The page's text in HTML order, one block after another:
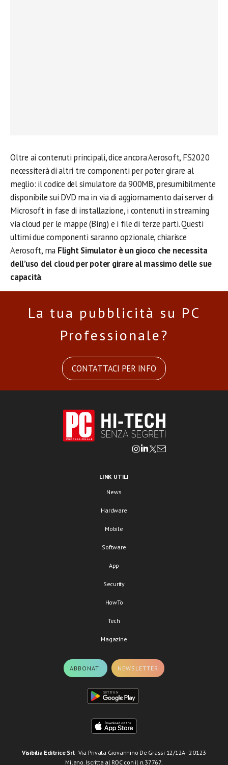
Oltre ai contenuti principali, dice ancora Aerosoft, FS2020
necessiterà di altri tre componenti per poter girare al
meglio: il codice del simulatore da 900MB, presumibilmente
disponibile sui DVD ma in via di aggiornamento dai server di
Microsoft in fase di installazione, i contenuti in streaming
via cloud per le mappe (Bing) e i file di terze parti. Questi
ultimi due componenti saranno opzionale, chiarisce
Aerosoft, ma Flight Simulator è un gioco che necessita
dell’uso del cloud per poter girare al massimo delle sue
capacità.
La tua pubblicità su PC
Professionale?
CONTATTACI PER INFO
LINK UTILI
News
Hardware
Mobile
Software
App
Security
HowTo
Tech
Magazine
ABBONATI NEWSLETTER
Visibilia Editrice Srl- Via Privata Giovannino De Grassi 12/12A - 20123
Milano. Iscritta al ROC con il n.37767.